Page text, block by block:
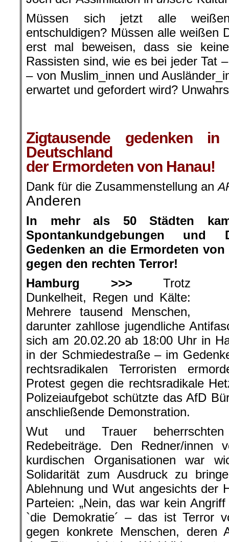
Müssen sich jetzt alle
entschuldigen? Müssen alle weißen
erst mal beweisen, dass sie keine
Rassisten sind, wie es bei jeder Tat
– von Muslim_innen und
erwartet und gefordert wird?
Zigtausende gedenken
Deutschland
der Ermordeten von Hanau!
Dank für die Zusammenstellung an
Anderen
In mehr als 50 Städten
Spontankundgebungen und
Gedenken an die Ermordeten
gegen den rechten Terror!
Hamburg >>> Trotz
Dunkelheit, Regen und Kälte:
Mehrere tausend Menschen,
darunter zahllose jugendliche
sich am 20.02.20 ab 18:00 Uhr in
in der Schmiedestraße – im
rechtsradikalen Terroristen
Protest gegen die rechtsradikale
Polizeiaufgebot schützte das AfD
anschließende Demonstration.
Wut und Trauer beherrschten
Redebeiträge. Den Redner/innen
kurdischen Organisationen war
Solidarität zum Ausdruck zu
Ablehnung und Wut angesichts der
Parteien: „Nein, das war kein
`die Demokratie´ – das ist Terror
gegen konkrete Menschen, deren